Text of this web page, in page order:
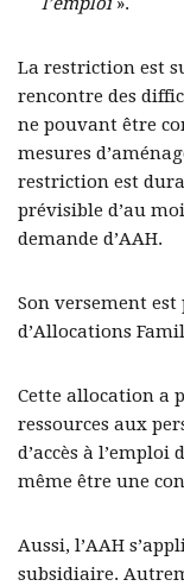
La restriction est
rencontre des
ne pouvant être
mesures
restriction est
prévisible d’au
demande d’AAH.
Son versement est
d’Allocations
Cette allocation a
ressources aux
d’accès à
même être une
Aussi, l’AAH
subsidiaire.